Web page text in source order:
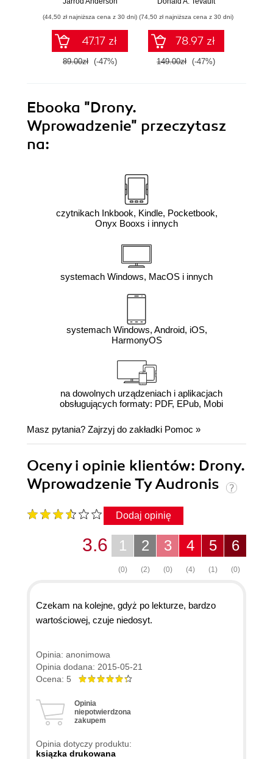
zespołowi w erze
sztucznej
inteligencji
(44,50 zł najniższa cena z 30 dni)
47.17 zł
89.00zł (-47%)
zautomatyzujesz i
usprawnisz każde
zadanie
(74,50 zł najniższa cena z 30 dni)
78.97 zł
149.00zł (-47%)
Ebooka "Drony.
Wprowadzenie" przeczytasz
na:
czytnikach Inkbook, Kindle, Pocketbook,
Onyx Booxs i innych
systemach Windows, MacOS i innych
systemach Windows, Android, iOS,
HarmonyOS
na dowolnych urządzeniach i aplikacjach
obsługujących formaty: PDF, EPub, Mobi
Masz pytania? Zajrzyj do zakładki Pomoc »
Oceny i opinie klientów: Drony.
Wprowadzenie Ty Audronis
Dodaj opinię
6
(0)
5
(1)
4
(4)
3
(0)
2
(2)
1
(0)
3.6
Czekam na kolejne, gdyż po lekturze, bardzo
wartościowej, czuje niedosyt.
Opinia: anonimowa
Opinia dodana: 2015-05-21
Ocena: 5
Opinia
niepotwierdzona
zakupem
Opinia dotyczy produktu:
ksiązka drukowana